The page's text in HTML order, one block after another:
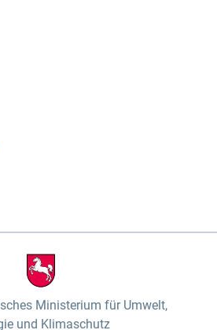
Ministerium für Umwelt,
und Klimaschutz